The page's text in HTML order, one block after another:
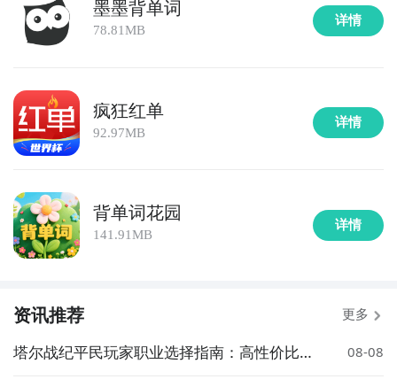
墨墨背单词
78.81MB
详情
疯狂红单
92.97MB
详情
背单词花园
141.91MB
详情
资讯推荐 更多
塔尔战纪平民玩家职业选择指南：高性价比与
08-08